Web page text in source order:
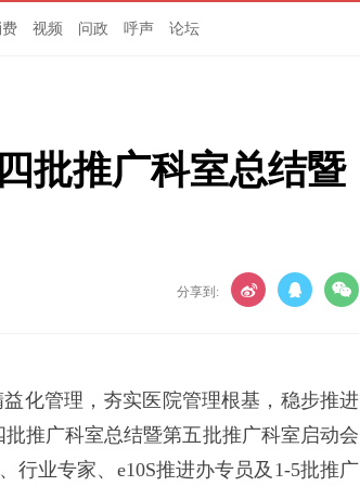
视频 问政 呼声 论坛
批推广科室总结暨
分享到:
化管理，夯实医院管理根基，稳步推进
推广科室总结暨第五批推广科室启动会
行业专家、e10S推进办专员及1-5批推广